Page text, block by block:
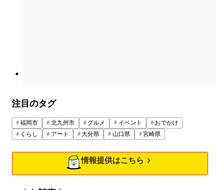
注目のタグ
福岡市 北九州市 グルメ イベント
おでかけ
くらし
アート 大分県 山口県 宮崎県
情報提供はこちら